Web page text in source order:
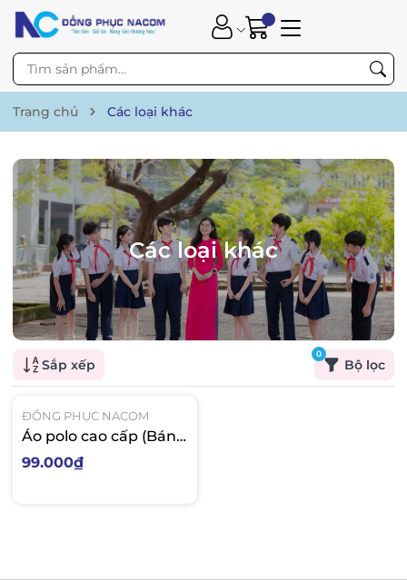
Trang chủ Các loại khác
Các loại khác
Sắp xếp Bộ lọc
0
ĐỒNG PHỤC NACOM
Áo polo cao cấp (Bán
từ 5sp)
99.000₫